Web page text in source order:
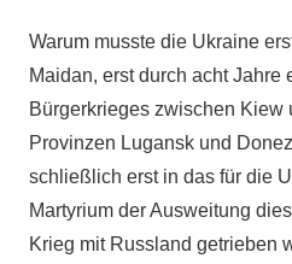
Warum musste die Ukraine
Maidan, erst durch acht Jahre
Bürgerkrieges zwischen Kiew
Provinzen Lugansk und
schließlich erst in das für die
Martyrium der Ausweitung
Krieg mit Russland getrieben